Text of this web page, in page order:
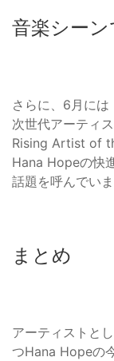
音楽シーン
さらに、6月には
次世代アーティ
Rising Artist of
Hana Hopeの快
話題を呼んでいま
まとめ
アーティストと
つHana Hopeの